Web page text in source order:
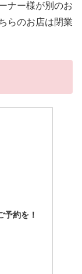
ナー様が別のお
らのお店は閉業
予約を！